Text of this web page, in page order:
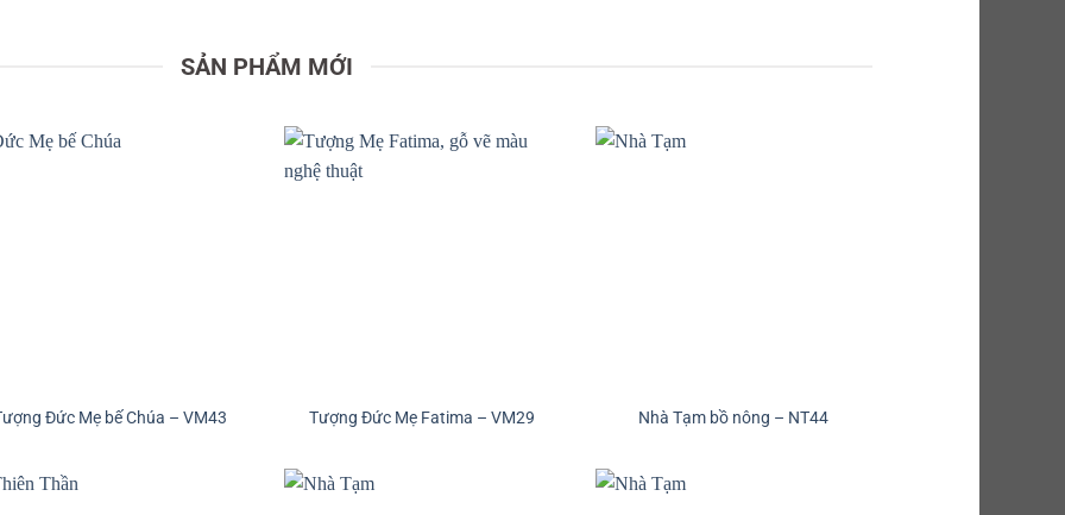
SẢN PHẨM MỚI
Đức Mẹ bế Chúa – VM43 Tượng Đức Mẹ Fatima – VM29 Nhà Tạm bồ nông – NT44